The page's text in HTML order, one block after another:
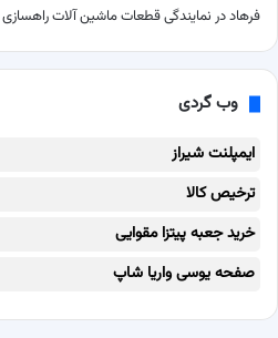
فرهاددر نمایندگی قطعات ماشین آلات راهسازی
وب گردی
ایمپلنت شیراز
ترخیص کالا
خرید جعبه پیتزا مقوایی
صفحه یوسی واریا شاپ